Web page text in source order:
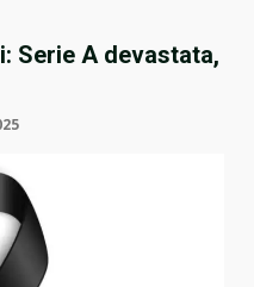
Serie A devastata,